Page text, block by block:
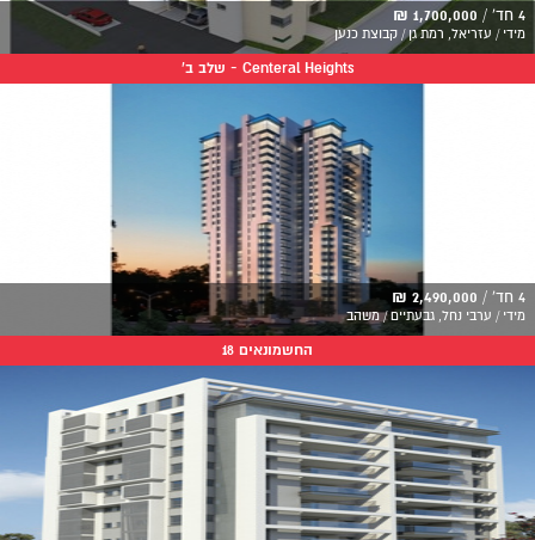
4 חד' / 1,700,000 ₪
מידי / עזריאל, רמת גן / קבוצת כנען
Centeral Heights - שלב ב'
4 חד' / 2,490,000 ₪
מידי / ערבי נחל, גבעתיים / משהב
החשמונאים 18